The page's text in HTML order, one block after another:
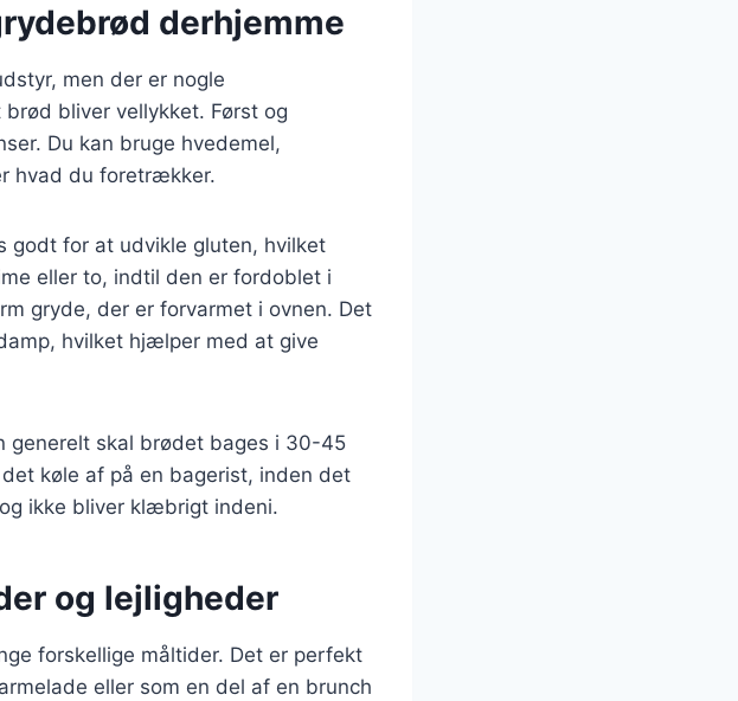
derhjemme
men der er nogle
bliver vellykket. Først og
Du kan bruge hvedemel,
hvad du foretrækker.
godt for at udvikle gluten, hvilket
eller to, indtil den er fordoblet i
gryde, der er forvarmet i ovnen. Det
hvilket hjælper med at give
generelt skal brødet bages i 30-45
køle af på en bagerist, inden det
ikke bliver klæbrigt indeni.
og lejligheder
forskellige måltider. Det er perfekt
eller som en del af en brunch